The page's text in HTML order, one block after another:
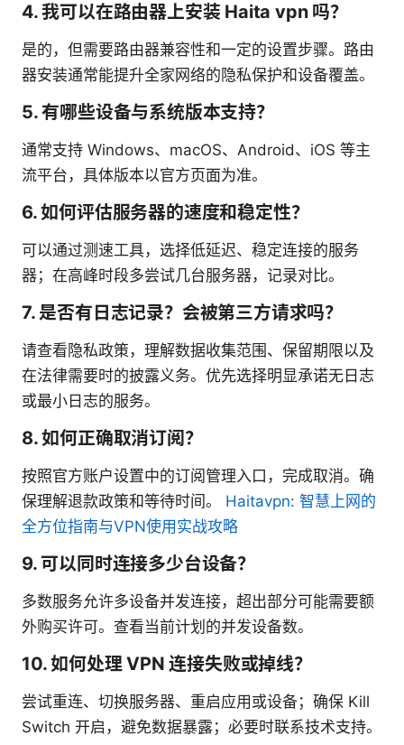
4. 我可以在路由器上安装 Haita vpn 吗？
是的，但需要路由器兼容性和一定的设置步骤。路由
器安装通常能提升全家网络的隐私保护和设备覆盖。
5. 有哪些设备与系统版本支持？
通常支持 Windows、macOS、Android、iOS 等主
流平台，具体版本以官方页面为准。
6. 如何评估服务器的速度和稳定性？
可以通过测速工具，选择低延迟、稳定连接的服务
器；在高峰时段多尝试几台服务器，记录对比。
7. 是否有日志记录？会被第三方请求吗？
请查看隐私政策，理解数据收集范围、保留期限以及
在法律需要时的披露义务。优先选择明显承诺无日志
或最小日志的服务。
8. 如何正确取消订阅？
按照官方账户设置中的订阅管理入口，完成取消。确
保理解退款政策和等待时间。 Haitavpn: 智慧上网的
全方位指南与VPN使用实战攻略
9. 可以同时连接多少台设备？
多数服务允许多设备并发连接，超出部分可能需要额
外购买许可。查看当前计划的并发设备数。
10. 如何处理 VPN 连接失败或掉线？
尝试重连、切换服务器、重启应用或设备；确保 Kill
Switch 开启，避免数据暴露；必要时联系技术支持。